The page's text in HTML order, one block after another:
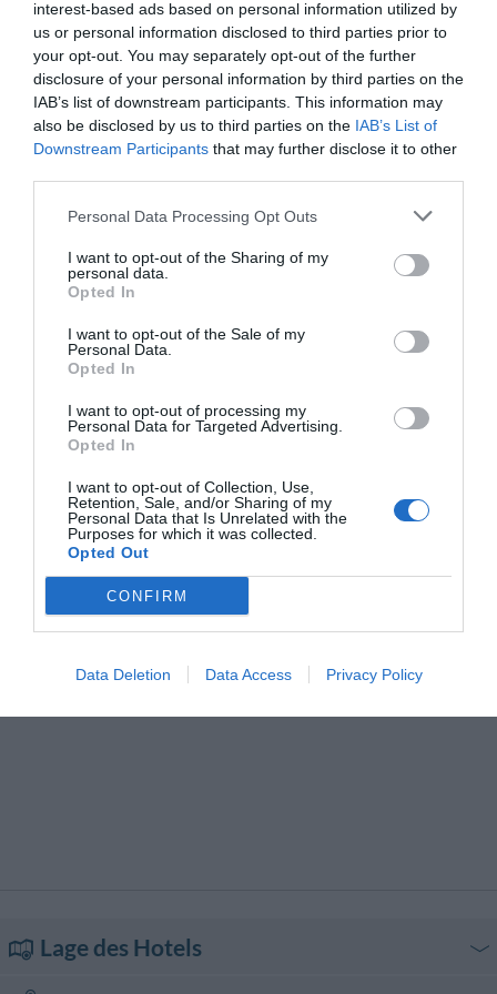
interest-based ads based on personal information utilized by
us or personal information disclosed to third parties prior to
your opt-out. You may separately opt-out of the further
disclosure of your personal information by third parties on the
IAB’s list of downstream participants. This information may
also be disclosed by us to third parties on the IAB’s List of
Downstream Participants that may further disclose it to other
Personal Data Processing Opt Outs
I want to opt-out of the Sharing of my
personal data.
Opted In
I want to opt-out of the Sale of my
Personal Data.
Opted In
I want to opt-out of processing my
Personal Data for Targeted Advertising.
Opted In
I want to opt-out of Collection, Use,
Retention, Sale, and/or Sharing of my
Personal Data that Is Unrelated with the
Purposes for which it was collected.
Opted Out
CONFIRM
Data Deletion Data Access Privacy Policy
Doppelbettzimmer Junior Suite.
Im Preis inbegriffene Leistungen
Aufzug
Ausstattungsverleih für
Meetings/ Kongresse
Externer Parkplatz an der Straße
Fernsehzimmer
Jacuzzi
Klimaanlage in den
Lesezimmer
Mehrsprachiges Personal
Portier
Schuhputzer
Schwimmbecken im Freien
Tageszeitungen
Touristen- Informationen
Whirlpool
Restaurant und Bar
abwechslungsreiche und kreative Küche mit apulischen und italienischen
Der Empfangssaal eignet sich hervorragend für jegliche Art von
Veranstaltung oder Feier.
Beschreibung der
Im Kongressbereich des Hotels werden zahlreiche Services wie
Sekretariat, Videprojektionstechnik, Kaffeepausen und Mittagessen
Leistungen gegen Bezahlung
Überdachter Hotelparkplatz
Abholung und Übergabe des
Arzt vor Ort
Cafeteria
Empfänge / Festessen / Feiern
Fotokopier - Service
Limousine -Service
Motorrad- /Scooterverleih
Pool Bar
Stadtrundfahrten
Transfer von/zum Flughafen
Transfer von/zum Hafen
Transfer von/zur Messe
Trockenreinigung
Typisch lokale Küche
Merkmale des Hotels
Familienzimmer
Kürzlich renoviert
Nichtraucherzimmer
Lage des Hotels